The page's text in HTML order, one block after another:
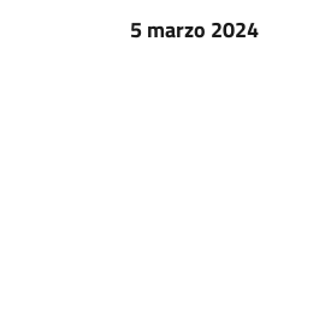
5 marzo 2024